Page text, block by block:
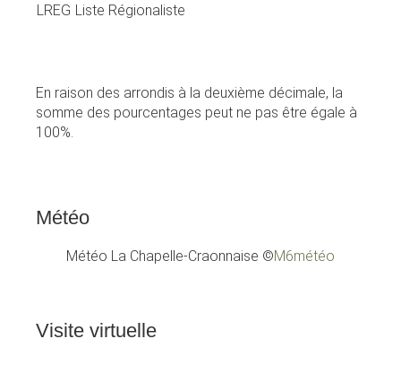
LREG Liste Régionaliste
En raison des arrondis à la deuxième décimale, la
somme des pourcentages peut ne pas être égale à
100%.
Météo
Météo La Chapelle-Craonnaise ©M6météo
Visite virtuelle